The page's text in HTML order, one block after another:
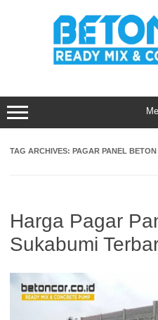
TAG ARCHIVES: PAGAR PANEL
Harga Pagar
Sukabumi